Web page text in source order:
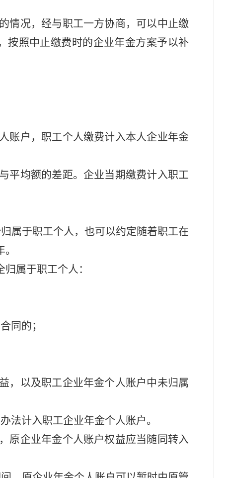
情况，经与职工一方协商，可以中止缴
按照中止缴费时的企业年金方案予以补
账户，职工个人缴费计入本人企业年金
平均额的差距。企业当期缴费计入职工
属于职工个人，也可以约定随着职工在
属于职工个人：
同的；
，以及职工企业年金个人账户中未归属
法计入职工企业年金个人账户。
原企业年金个人账户权益应当随同转入